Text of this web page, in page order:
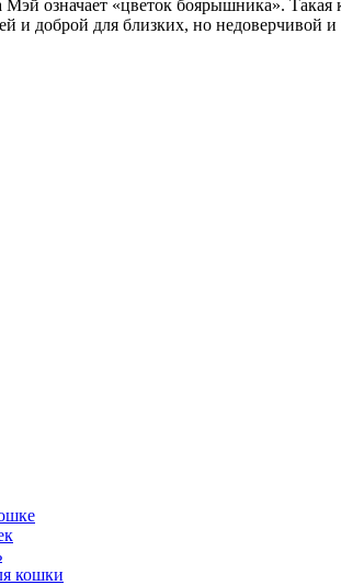
Мэй означает «цветок боярышника».
и доброй для близких, но недоверчивой
кошки